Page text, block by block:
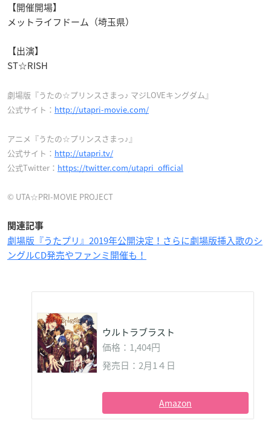
【開催開場】
メットライフドーム（埼玉県）
【出演】
ST☆RISH
劇場版『うたの☆プリンスさまっ♪ マジLOVEキングダム』
公式サイト： http://utapri-movie.com/
アニメ『うたの☆プリンスさまっ♪』
公式サイト： http://utapri.tv/
公式Twitter： https://twitter.com/utapri_official
© UTA☆PRI-MOVIE PROJECT
関連記事
劇場版『うたプリ』2019年公開決定！さらに劇場版挿入歌のシ
ングルCD発売やファンミ開催も！
ウルトラブラスト
価格：1,404円
発売日：2月1４日
Amazon